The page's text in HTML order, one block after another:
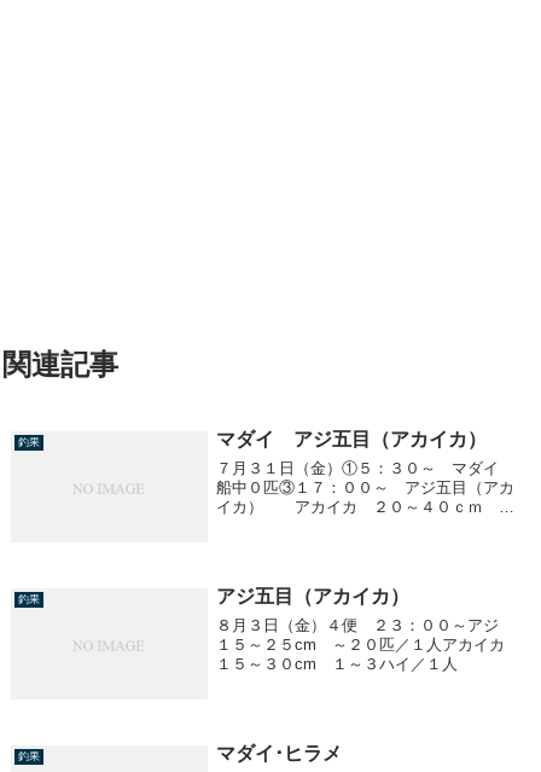
関連記事
釣果 マダイ アジ五目（アカイカ）
７月３１日（金）①５：３０～ マダイ
船中０匹③１７：００～ アジ五目（アカ
イカ） アカイカ ２０～４０ｃｍ ２
０～４５ｃｍ...
釣果 アジ五目（アカイカ）
８月３日（金）４便 ２３：００～アジ
１５～２５cm ～２０匹／１人アカイカ
１５～３０cm １～３ハイ／１人
釣果 マダイ･ヒラメ